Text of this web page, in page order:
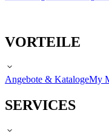
VORTEILE
Angebote & KatalogeMy
SERVICES